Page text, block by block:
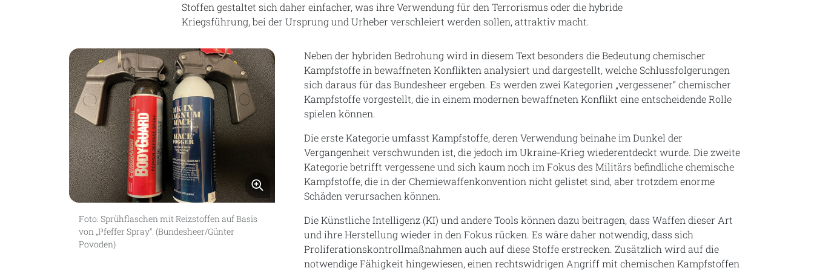
Stoffen gestaltet sich daher einfacher, was ihre Verwendung für den Terrorismus oder die hybride
Kriegsführung, bei der Ursprung und Urheber verschleiert werden sollen, attraktiv macht.
Bild vergrößern
Foto: Sprühflaschen mit Reizstoffen auf Basis
von „Pfeffer Spray“. (Bundesheer/Günter
Povoden)
Neben der hybriden Bedrohung wird in diesem Text besonders die Bedeutung chemischer
Kampfstoffe in bewaffneten Konflikten analysiert und dargestellt, welche Schlussfolgerungen
sich daraus für das Bundesheer ergeben. Es werden zwei Kategorien „vergessener“ chemischer
Kampfstoffe vorgestellt, die in einem modernen bewaffneten Konflikt eine entscheidende Rolle
spielen können.
Die erste Kategorie umfasst Kampfstoffe, deren Verwendung beinahe im Dunkel der
Vergangenheit verschwunden ist, die jedoch im Ukraine-Krieg wiederentdeckt wurde. Die zweite
Kategorie betrifft vergessene und sich kaum noch im Fokus des Militärs befindliche chemische
Kampfstoffe, die in der Chemiewaffenkonvention nicht gelistet sind, aber trotzdem enorme
Schäden verursachen können.
Die Künstliche Intelligenz (KI) und andere Tools können dazu beitragen, dass Waffen dieser Art
und ihre Herstellung wieder in den Fokus rücken. Es wäre daher notwendig, dass sich
Proliferationskontrollmaßnahmen auch auf diese Stoffe erstrecken. Zusätzlich wird auf die
notwendige Fähigkeit hingewiesen, einen rechtswidrigen Angriff mit chemischen Kampfstoffen